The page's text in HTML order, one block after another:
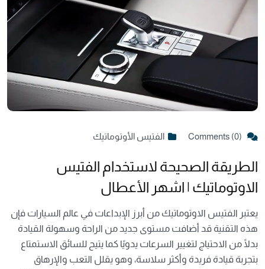
الفتيس الأوتوماتيك
الطريقة الصحيحة لاستخدام الفتيس
الاوتوماتيك | اشهر الأعطال
يعتبر الفتيس الاوتوماتيك من أبرز الإبداعات في عالم السيارات فإن
هذه التقنية قد أضافت مستوى جديد من الراحة وسهولة القيادة
بدلًا من الاحتياج لتغيير السرعات يدويًا كما يتيح للسائق الاستمتاع
بتجربة قيادة فريدة وأكثر سلاسة، وهو يقلل التعب والإرهاق